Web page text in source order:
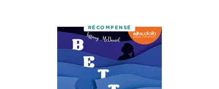
RÉCOMPENSÉ